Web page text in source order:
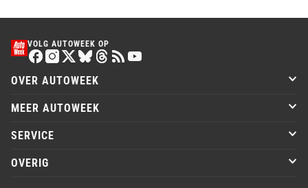
VOLG AUTOWEEK OP
OVER AUTOWEEK
MEER AUTOWEEK
SERVICE
OVERIG